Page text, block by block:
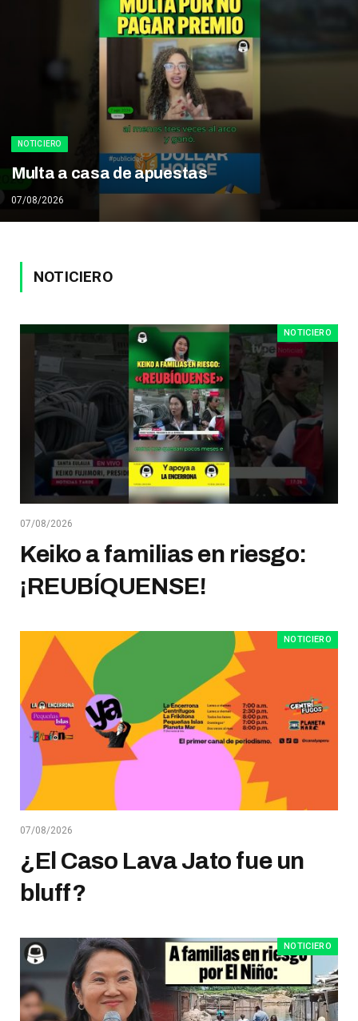
NOTICIERO
Multa a casa de apuestas
07/08/2026
NOTICIERO
NOTICIERO
07/08/2026
Keiko a familias en riesgo:
¡REUBÍQUENSE!
NOTICIERO
07/08/2026
¿El Caso Lava Jato fue un
bluff?
NOTICIERO